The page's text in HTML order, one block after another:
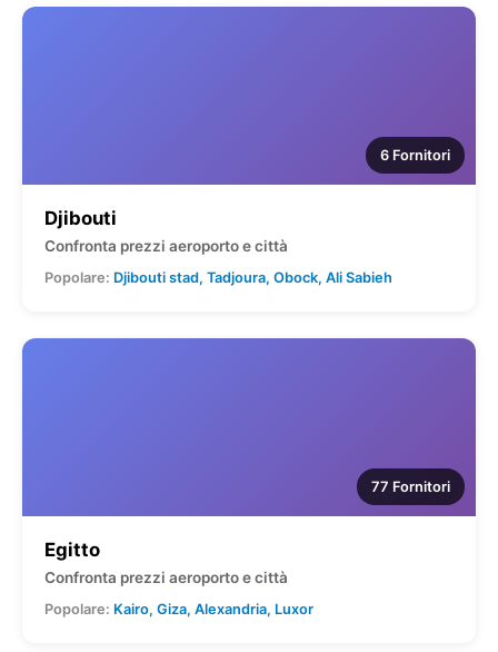
6 Fornitori
Djibouti
Confronta prezzi aeroporto e città
Popolare: Djibouti stad, Tadjoura, Obock, Ali Sabieh
77 Fornitori
Egitto
Confronta prezzi aeroporto e città
Popolare: Kairo, Giza, Alexandria, Luxor